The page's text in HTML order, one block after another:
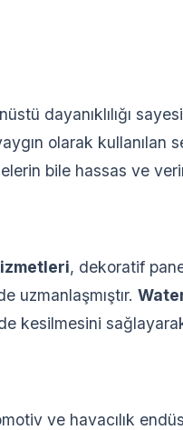
dayanıklılığı
olarak kullanılan
bile hassas ve
, dekoratif
uzmanlaşmıştır.
kesilmesini
ve havacılık